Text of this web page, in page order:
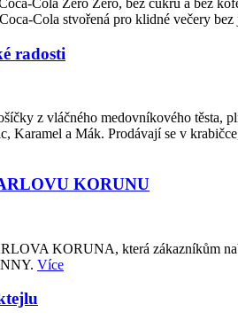
Cola stvořená pro klidné večery
radosti
z vláčného medovníkového těsta,
a Mák. Prodávají se v
KORUNU
KORUNA, která zákazníkům
Více